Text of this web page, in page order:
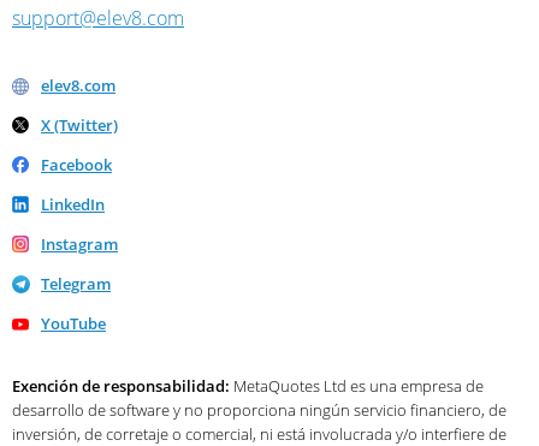
support@elev8.com
elev8.com
X (Twitter)
Facebook
LinkedIn
Instagram
Telegram
YouTube
Exención de responsabilidad: MetaQuotes Ltd es una empresa de
desarrollo de software y no proporciona ningún servicio financiero, de
inversión, de corretaje o comercial, ni está involucrada y/o interfiere de